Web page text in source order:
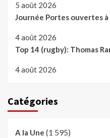
5 août 2026
Journée Portes ouvertes
4 août 2026
Top 14 (rugby): Thomas
4 août 2026
Catégories
A la Une (1 595)